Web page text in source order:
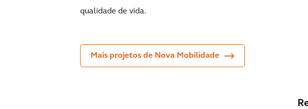
qualidade de vida.
Mais projetos de Nova Mobilidade